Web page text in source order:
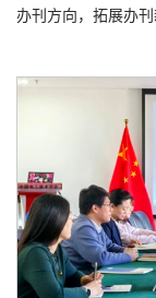
办刊方向，拓展办